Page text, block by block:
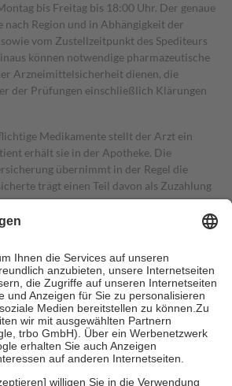
bis Freitag bis 18:00 Uhr. Der genaue
nach Region und in Abhängigkeit der
vom Zustellzeitpunkt des Spediteurs
können notwendige pharmazeutische
Arzneimittelsicherheit dienen, die
der Prüfungen einschließlich Klärungen
Medikamente stellt der Arzt ein
erhält sie in der Apotheke. Die
übernimmt in der Regel die
trägt einen Teil davon als Zuzahlung
Zuzahlungen in Höhe von zehn
Es sind jedoch nie mehr als die tatsächlichen
entrichten.
auch für Online-Apotheken.
Krankenpflege beträgt die
der Kosten sowie zehn Euro je
Versicherten für ihre eigene Gesundheit zu
Stellung der Familie zu unterstützen,